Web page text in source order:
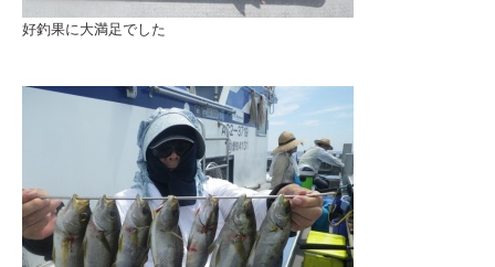
好釣果に大満足でした